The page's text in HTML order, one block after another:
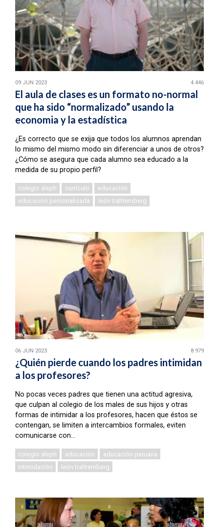
09 JUN 2023 4.446
El aula de clases es un formato no-normal
que ha sido “normalizado” usando la
economia y la estadística
¿Es correcto que se exija que todos los alumnos aprendan
lo mismo del mismo modo sin diferenciar a unos de otros?
¿Cómo se asegura que cada alumno sea educado a la
medida de su propio perfil?
colegio áleph currículo
educación
educación personalizada
león trahtemberg
06 JUN 2023 8.979
¿Quién pierde cuando los padres intimidan
a los profesores?
No pocas veces padres que tienen una actitud agresiva,
que culpan al colegio de los males de sus hijos y otras
formas de intimidar a los profesores, hacen que éstos se
contengan, se limiten a intercambios formales, eviten
comunicarse con...
colegio áleph educación
educación peruana
intimidación
león trahtemberg